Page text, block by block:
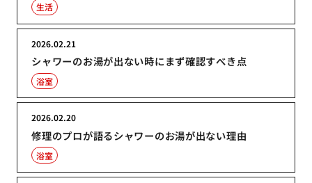
生活
シャワーのお湯が出ない時にまず確認すべき点
2026.02.21
浴室
修理のプロが語るシャワーのお湯が出ない理由
2026.02.20
浴室